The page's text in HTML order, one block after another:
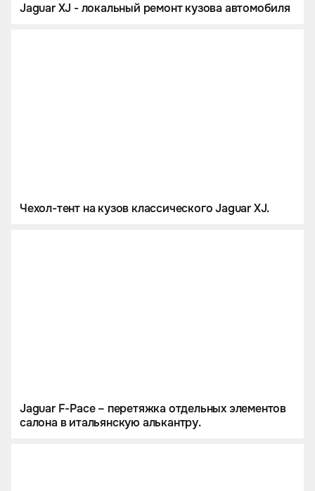
Jaguar XJ - локальный ремонт кузова автомобиля
Чехол-тент на кузов классического Jaguar XJ.
Jaguar F-Pace – перетяжка отдельных элементов
салона в итальянскую алькантру.